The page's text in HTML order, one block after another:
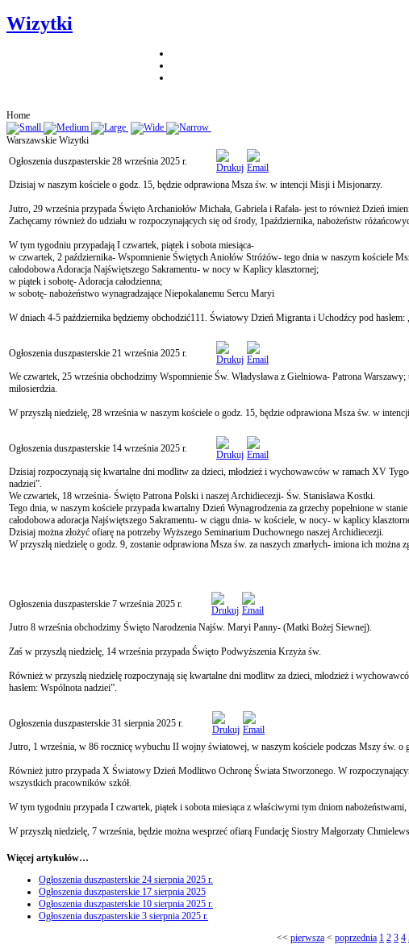
Wizytki
Home
Warszawskie Wizytki
Ogłoszenia duszpasterskie 28 września 2025 r.
Dzisiaj w naszym kościele o godz. 15, będzie odprawiona Msza św. w intencji Misji i Misjonarzy.
Jutro, 29 września przypada Święto Archaniołów Michała, Gabriela i Rafała- jest to również Dzień
Zachęcamy również do udziału w rozpoczynających się od środy, 1października, nabożeństw
W tym tygodniu przypadają I czwartek, piątek i sobota miesiąca-
w czwartek, 2 października- Wspomnienie Świętych Aniołów Stróżów- tego dnia w naszym kościele
całodobowa Adoracja Najświętszego Sakramentu- w nocy w Kaplicy klasztornej;
w piątek i sobotę- Adoracja całodzienna;
w sobotę- nabożeństwo wynagradzające Niepokalanemu Sercu Maryi
W dniach 4-5 października będziemy obchodzić111. Światowy Dzień Migranta i Uchodźcy pod hasłem:
Ogłoszenia duszpasterskie 21 września 2025 r.
We czwartek, 25 września obchodzimy Wspomnienie Św. Władysława z Gielniowa- Patrona
miłosierdzia.
W przyszłą niedzielę, 28 września w naszym kościele o godz. 15, będzie odprawiona Msza św. w
Ogłoszenia duszpasterskie 14 września 2025 r.
Dzisiaj rozpoczynają się kwartalne dni modlitw za dzieci, młodzież i wychowawców w ramach XV
nadziei”.
We czwartek, 18 września- Święto Patrona Polski i naszej Archidiecezji- Św. Stanisława Kostki.
Tego dnia, w naszym kościele przypada kwartalny Dzień Wynagrodzenia za grzechy popełnione w
całodobowa adoracja Najświętszego Sakramentu- w ciągu dnia- w kościele, w nocy- w kaplicy
Dzisiaj można złożyć ofiarę na potrzeby Wyższego Seminarium Duchownego naszej Archidiecezji.
W przyszłą niedzielę o godz. 9, zostanie odprawiona Msza św. za naszych zmarłych- imiona ich można
Ogłoszenia duszpasterskie 7 września 2025 r.
Jutro 8 września obchodzimy Święto Narodzenia Najśw. Maryi Panny- (Matki Bożej Siewnej).
Zaś w przyszłą niedzielę, 14 września przypada Święto Podwyższenia Krzyża św.
Również w przyszłą niedzielę rozpoczynają się kwartalne dni modlitw za dzieci, młodzież i
hasłem: Wspólnota nadziei”.
Ogłoszenia duszpasterskie 31 sierpnia 2025 r.
Jutro, 1 września, w 86 rocznicę wybuchu II wojny światowej, w naszym kościele podczas Mszy św.
Również jutro przypada X Światowy Dzień Modlitwo Ochronę Świata Stworzonego. W
wszystkich pracowników szkół.
W tym tygodniu przypada I czwartek, piątek i sobota miesiąca z właściwymi tym dniom
W przyszłą niedzielę, 7 września, będzie można wesprzeć ofiarą Fundację Siostry Małgorzaty
Więcej artykułów…
Ogłoszenia duszpasterskie 24 sierpnia 2025 r.
Ogłoszenia duszpasterskie 17 sierpnia 2025
Ogłoszenia duszpasterskie 10 sierpnia 2025 r.
Ogłoszenia duszpasterskie 3 sierpnia 2025 r.
<< pierwsza < poprzednia 1 2 3 4